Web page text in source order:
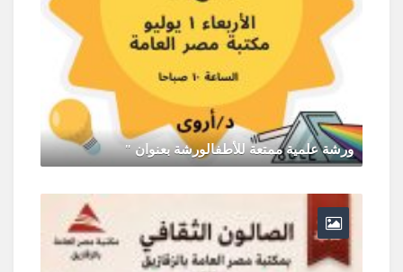
ورشة علمية ممتعة للأطفالورشة بعنوان "